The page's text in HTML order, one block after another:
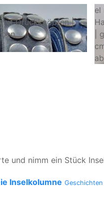
Druckknöpfen |
el
|
ab
und nimm ein Stück
Inselkolumne Geschichten